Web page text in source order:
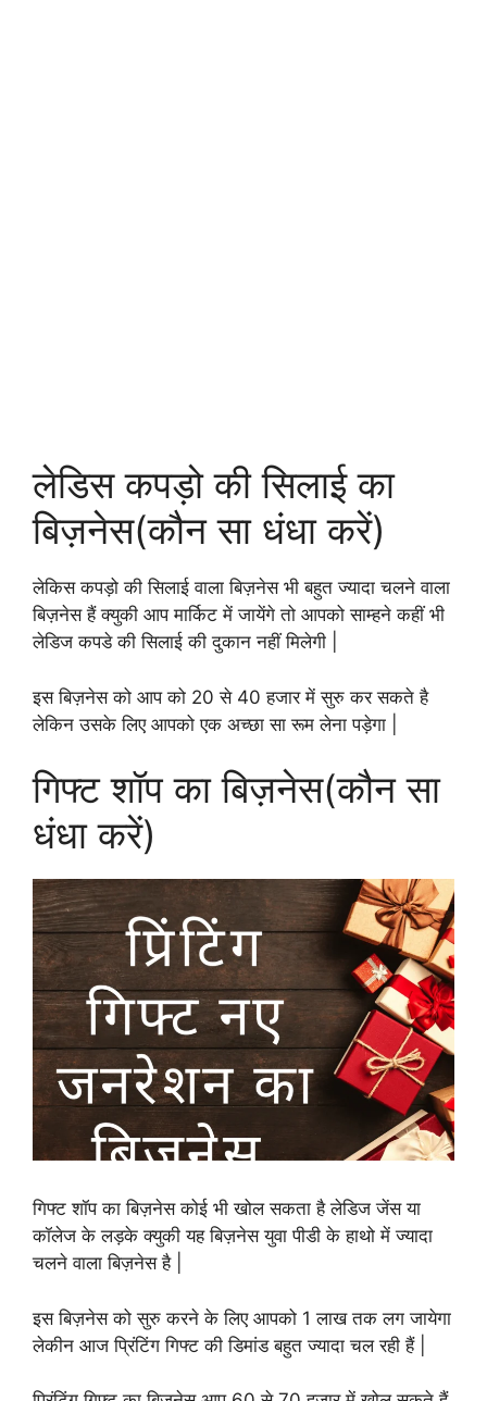
लेडिस कपड़ो की सिलाई का
बिज़नेस(कौन सा धंधा करें)
लेकिस कपड़ो की सिलाई वाला बिज़नेस भी बहुत ज्यादा चलने वाला
बिज़नेस हैं क्युकी आप मार्किट में जायेंगे तो आपको साम्हने कहीं भी
लेडिज कपडे की सिलाई की दुकान नहीं मिलेगी |
इस बिज़नेस को आप को 20 से 40 हजार में सुरु कर सकते है
लेकिन उसके लिए आपको एक अच्छा सा रूम लेना पड़ेगा |
गिफ्ट शॉप का बिज़नेस(कौन सा
धंधा करें)
गिफ्ट शॉप का बिज़नेस कोई भी खोल सकता है लेडिज जेंस या
कॉलेज के लड़के क्युकी यह बिज़नेस युवा पीडी के हाथो में ज्यादा
चलने वाला बिज़नेस है |
इस बिज़नेस को सुरु करने के लिए आपको 1 लाख तक लग जायेगा
लेकीन आज प्रिंटिंग गिफ्ट की डिमांड बहुत ज्यादा चल रही हैं |